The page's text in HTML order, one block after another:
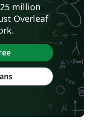
million
Overleaf